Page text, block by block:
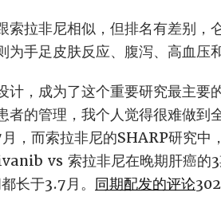
索拉非尼相似，但排名有差别，
为手足皮肤反应、腹泻、高血压
计，成为了这个重要研究最主
者的管理，我个人觉得很难做到
月，而索拉非尼的SHARP研究
vs 索拉非尼在晚期肝癌的
长于3.7月。 同期配发的评论